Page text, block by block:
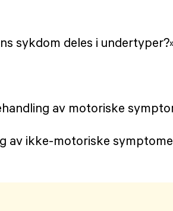
sykdom deles i
av motoriske
av ikke-motoriske